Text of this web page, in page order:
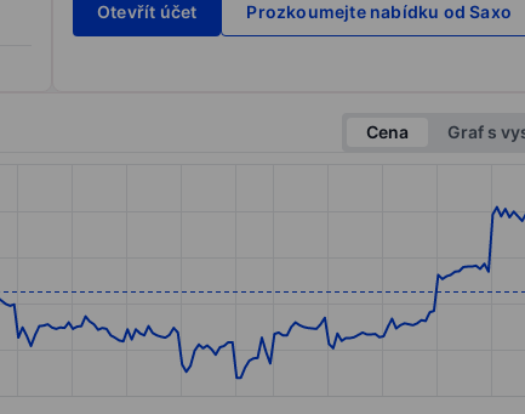
Otevřít účet
Prozkoumejte nabídku od Saxo
Cena
Graf s
to 20.09.